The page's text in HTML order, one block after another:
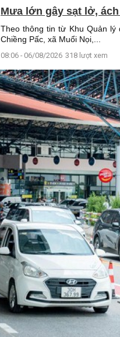
Mưa lớn gây sạt lở,
Theo thông tin từ Khu Quản
Chiềng Pấc, xã Muổi Nọi,...
08:06 - 06/08/2026 318 lượt xem